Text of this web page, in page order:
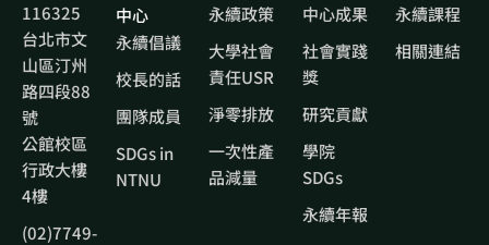
116325
台北市文
山區汀州
路四段88
號
公館校區
行政大樓
4樓
(02)7749-
中心
永續倡議
校長的話
團隊成員
SDGs in
NTNU
永續政策
大學社會
責任USR
淨零排放
一次性產
品減量
中心成果
社會實踐
獎
研究貢獻
學院
SDGs
永續年報
永續課程
相關連結